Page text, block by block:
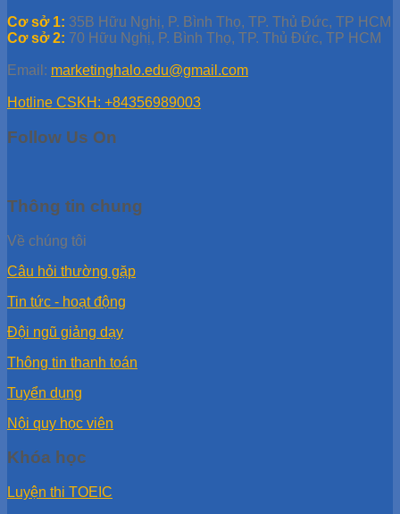
Cơ sở 1: 35B Hữu Nghị, P. Bình Thọ, TP. Thủ Đức, TP HCM
Cơ sở 2: 70 Hữu Nghị, P. Bình Thọ, TP. Thủ Đức, TP HCM
Email: marketinghalo.edu@gmail.com
Hotline CSKH: +84356989003
Follow Us On
Thông tin chung
Về chúng tôi
Câu hỏi thường gặp
Tin tức - hoạt động
Đội ngũ giảng dạy
Thông tin thanh toán
Tuyển dụng
Nội quy học viên
Khóa học
Luyện thi TOEIC